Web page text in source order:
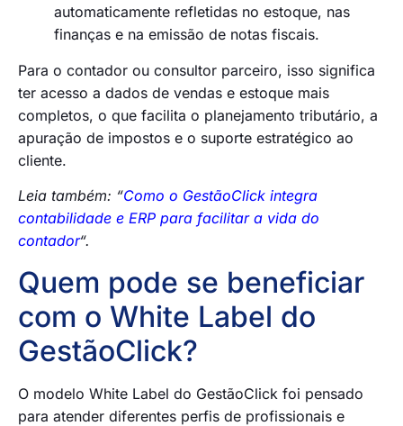
automaticamente refletidas no estoque, nas
finanças e na emissão de notas fiscais.
Para o contador ou consultor parceiro, isso significa
ter acesso a dados de vendas e estoque mais
completos, o que facilita o planejamento tributário, a
apuração de impostos e o suporte estratégico ao
cliente.
Leia também: “Como o GestãoClick integra
contabilidade e ERP para facilitar a vida do
contador“.
Quem pode se beneficiar
com o White Label do
GestãoClick?
O modelo White Label do GestãoClick foi pensado
para atender diferentes perfis de profissionais e